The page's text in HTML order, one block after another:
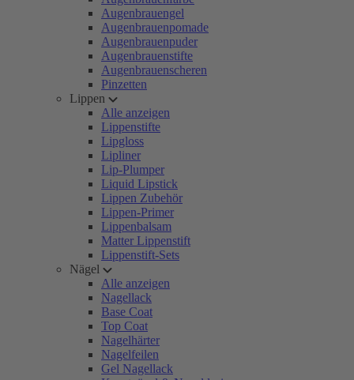
Augenbrauengel
Augenbrauenpomade
Augenbrauenpuder
Augenbrauenstifte
Augenbrauenscheren
Pinzetten
Lippen
Alle anzeigen
Lippenstifte
Lipgloss
Lipliner
Lip-Plumper
Liquid Lipstick
Lippen Zubehör
Lippen-Primer
Lippenbalsam
Matter Lippenstift
Lippenstift-Sets
Nägel
Alle anzeigen
Nagellack
Base Coat
Top Coat
Nagelhärter
Nagelfeilen
Gel Nagellack